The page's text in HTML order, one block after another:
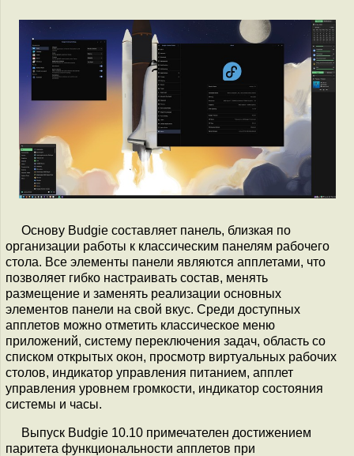
Основу Budgie составляет панель, близкая по
организации работы к классическим панелям рабочего
стола. Все элементы панели являются апплетами, что
позволяет гибко настраивать состав, менять
размещение и заменять реализации основных
элементов панели на свой вкус. Среди доступных
апплетов можно отметить классическое меню
приложений, систему переключения задач, область со
списком открытых окон, просмотр виртуальных рабочих
столов, индикатор управления питанием, апплет
управления уровнем громкости, индикатор состояния
системы и часы.
Выпуск Budgie 10.10 примечателен достижением
паритета функциональности апплетов при